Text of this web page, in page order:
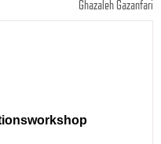
Ghazaleh Gazanfari